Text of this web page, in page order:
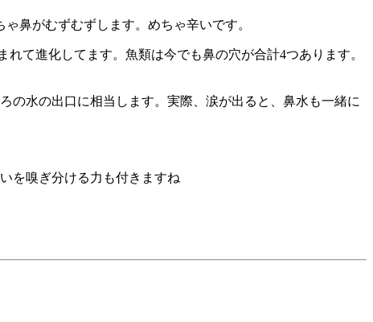
鼻がむずむずします。めちゃ辛いです。
て進化してます。魚類は今でも鼻の穴が合計4つあります。
の水の出口に相当します。実際、涙が出ると、鼻水も一緒に
を嗅ぎ分ける力も付きますね